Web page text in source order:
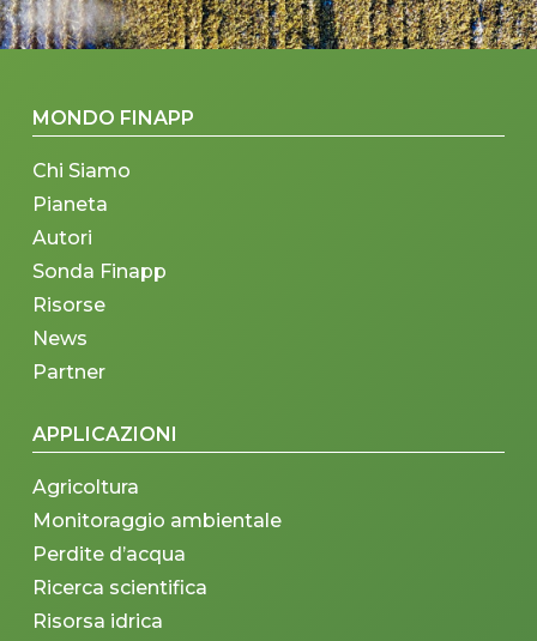
MONDO FINAPP
Chi Siamo
Pianeta
Autori
Sonda Finapp
Risorse
News
Partner
APPLICAZIONI
Agricoltura
Monitoraggio ambientale
Perdite d’acqua
Ricerca scientifica
Risorsa idrica